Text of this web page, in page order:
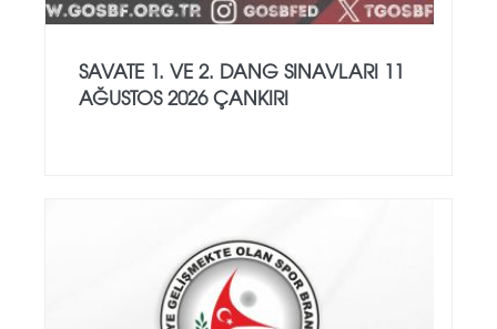
SAVATE 1. VE 2. DANG SINAVLARI 11
AĞUSTOS 2026 ÇANKIRI